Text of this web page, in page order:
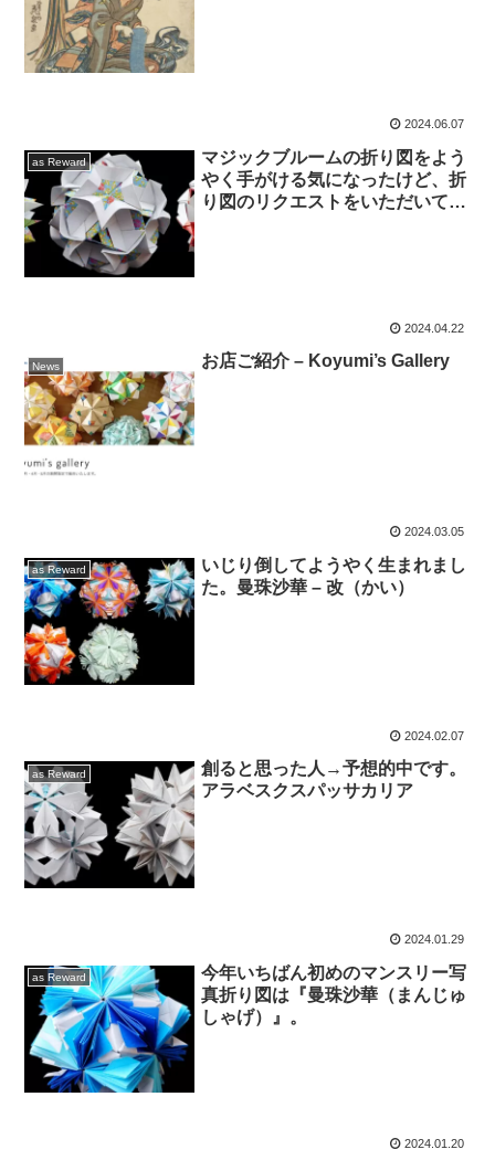
2024.06.07
as Reward
マジックブルームの折り図をよう
やく手がける気になったけど、折
り図のリクエストをいただいてか
2024.04.22
News お店ご紹介 – Koyumi’s Gallery
2024.03.05
as Reward
いじり倒してようやく生まれまし
た。曼珠沙華 – 改（かい）
2024.02.07
as Reward
創ると思った人→予想的中です。
アラベスクスパッサカリア
2024.01.29
as Reward
今年いちばん初めのマンスリー写
真折り図は『曼珠沙華（まんじゅ
しゃげ）』。
2024.01.20